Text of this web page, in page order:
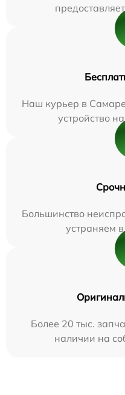
Наш курьер в
устройство
Большинство
устраняем
Более 20 тыс.
наличии на